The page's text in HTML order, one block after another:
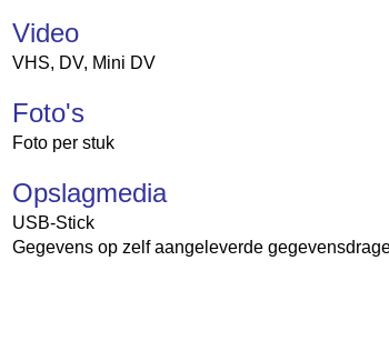
Video
VHS, DV, Mini DV
Foto's
Foto per stuk
Opslagmedia
USB-Stick
Gegevens op zelf aangeleverde